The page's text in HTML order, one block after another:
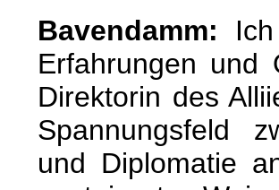
Bavendamm:
Erfahrungen und
Direktorin des
Spannungsfeld
und Diplomatie